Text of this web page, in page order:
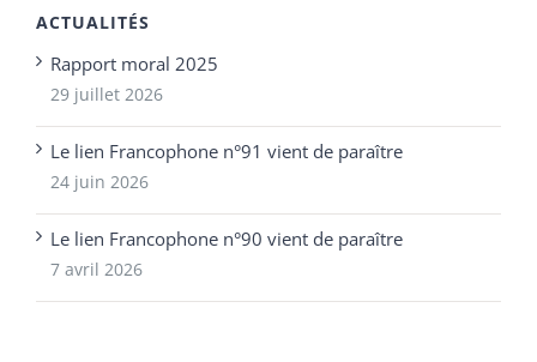
ACTUALITÉS
Rapport moral 2025
29 juillet 2026
Le lien Francophone n°91 vient de paraître
24 juin 2026
Le lien Francophone n°90 vient de paraître
7 avril 2026